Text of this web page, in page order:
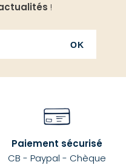
!
OK
Paiement sécurisé
CB - Paypal - Chèque